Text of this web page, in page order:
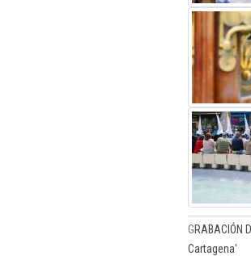
GRABACIÓN
Cartagena'